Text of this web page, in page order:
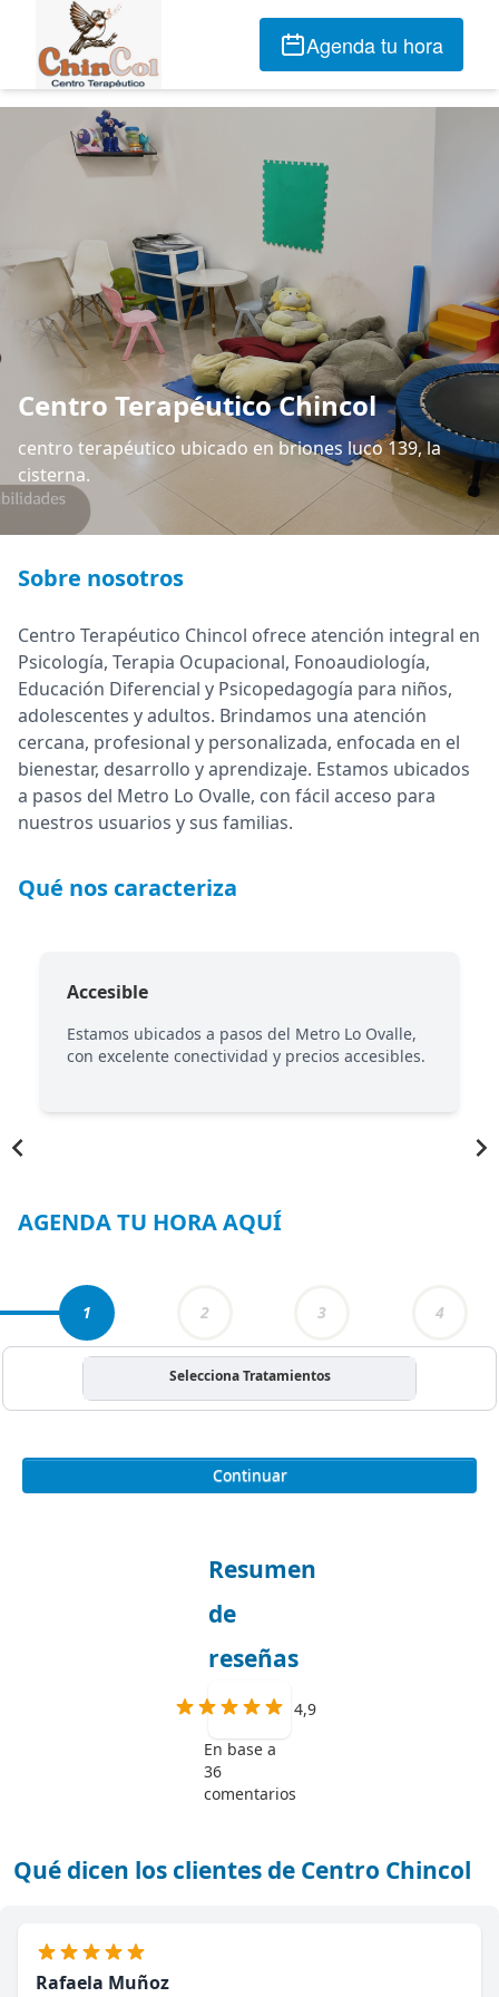
Agenda tu hora
Centro Terapéutico Chincol
centro terapéutico ubicado en briones luco 139, la
cisterna.
Sobre nosotros
Centro Terapéutico Chincol ofrece atención integral en
Psicología, Terapia Ocupacional, Fonoaudiología,
Educación Diferencial y Psicopedagogía para niños,
adolescentes y adultos. Brindamos una atención
cercana, profesional y personalizada, enfocada en el
bienestar, desarrollo y aprendizaje. Estamos ubicados
a pasos del Metro Lo Ovalle, con fácil acceso para
nuestros usuarios y sus familias.
Qué nos caracteriza
Accesible
Estamos ubicados a pasos del Metro Lo Ovalle,
con excelente conectividad y precios accesibles.
AGENDA TU HORA AQUÍ
1 2 3 4
Selecciona Tratamientos
Continuar
Resumen
de
reseñas
4,9
En base a
36
comentarios
Qué dicen los clientes de Centro Chincol
Rafaela Muñoz